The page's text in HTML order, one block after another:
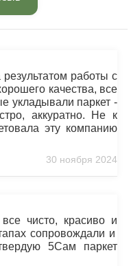
работы с
качества, все
укладывали паркет -
аккуратно. Не к
эту компанию
30 ноября 2024
чисто, красиво и
сопровождали и
5Сам паркет